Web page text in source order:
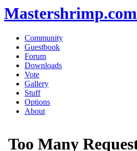
Mastershrimp.com
Community
Guestbook
Forum
Downloads
Vote
Gallery
Stuff
Options
About